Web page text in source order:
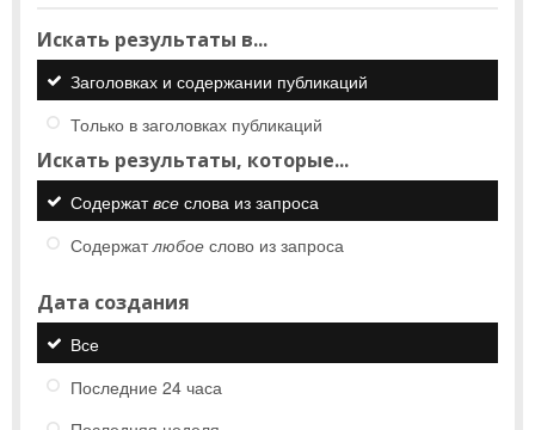
Искать результаты в...
Заголовках и содержании публикаций
Только в заголовках публикаций
Искать результаты, которые...
Содержатвсе слова из запроса
Содержатлюбое слово из запроса
Дата создания
Все
Последние 24 часа